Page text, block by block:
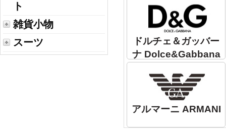
ト
雑貨小物
スーツ
ドルチェ＆ガッバー
ナ Dolce&Gabbana
アルマーニ ARMANI